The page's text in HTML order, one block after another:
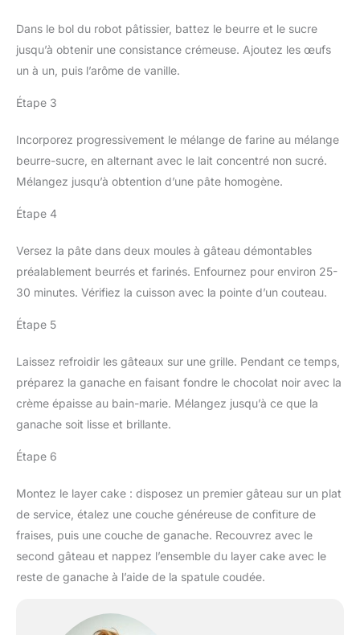
Dans le bol du robot pâtissier, battez le beurre et le sucre
jusqu’à obtenir une consistance crémeuse. Ajoutez les œufs
un à un, puis l’arôme de vanille.
Étape 3
Incorporez progressivement le mélange de farine au mélange
beurre-sucre, en alternant avec le lait concentré non sucré.
Mélangez jusqu’à obtention d’une pâte homogène.
Étape 4
Versez la pâte dans deux moules à gâteau démontables
préalablement beurrés et farinés. Enfournez pour environ 25-
30 minutes. Vérifiez la cuisson avec la pointe d’un couteau.
Étape 5
Laissez refroidir les gâteaux sur une grille. Pendant ce temps,
préparez la ganache en faisant fondre le chocolat noir avec la
crème épaisse au bain-marie. Mélangez jusqu’à ce que la
ganache soit lisse et brillante.
Étape 6
Montez le layer cake : disposez un premier gâteau sur un plat
de service, étalez une couche généreuse de confiture de
fraises, puis une couche de ganache. Recouvrez avec le
second gâteau et nappez l’ensemble du layer cake avec le
reste de ganache à l’aide de la spatule coudée.